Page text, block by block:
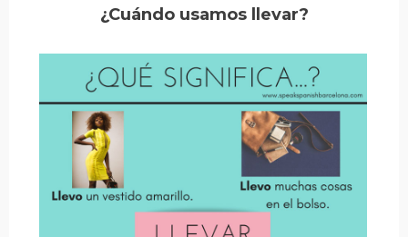
¿Cuándo usamos llevar?